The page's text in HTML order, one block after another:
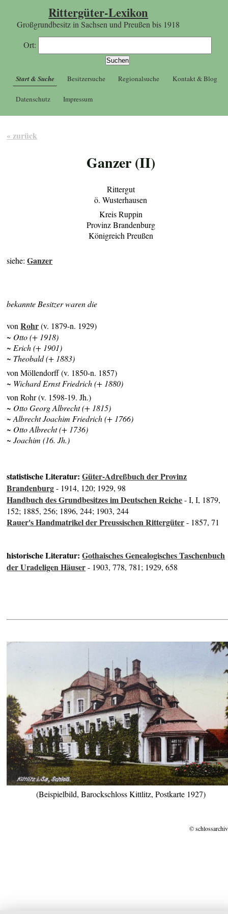
Rittergüter-Lexikon
Großgrundbesitz in Sachsen und Preußen bis 1918
Ort:
Start & Suche Besitzersuche Regionalsuche Kontakt & Blog
Datenschutz Impressum
« zurück
Ganzer (II)
Rittergut
ö. Wusterhausen
Kreis Ruppin
Provinz Brandenburg
Königreich Preußen
siehe:Ganzer
bekannte Besitzer waren die
vonRohr(v. 1879-n. 1929)
~ Otto (+ 1918)
~ Erich (+ 1901)
~ Theobald (+ 1883)
von Möllendorff (v. 1850-n. 1857)
~ Wichard Ernst Friedrich (+ 1880)
von Rohr (v. 1598-19. Jh.)
~ Otto Georg Albrecht (+ 1815)
~ Albrecht Joachim Friedrich (+ 1766)
~ Otto Albrecht (+ 1736)
~ Joachim (16. Jh.)
statistische Literatur:Güter-Adreßbuch der Provinz
Brandenburg- 1914, 120; 1929, 98
Handbuch des Grundbesitzes im Deutschen Reiche- I, I, 1879,
152; 1885, 256; 1896, 244; 1903, 244
Rauer's Handmatrikel der Preussischen Rittergüter- 1857, 71
historische Literatur:Gothaisches Genealogisches Taschenbuch
der Uradeligen Häuser- 1903, 778, 781; 1929, 658
(Beispielbild, Barockschloss Kittlitz, Postkarte 1927)
©